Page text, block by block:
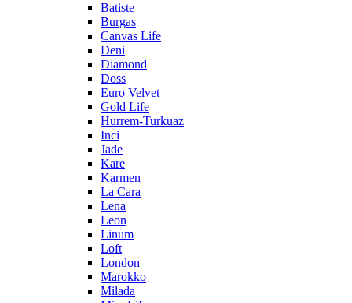
Batiste
Burgas
Canvas Life
Deni
Diamond
Doss
Euro Velvet
Gold Life
Hurrem-Turkuaz
Inci
Jade
Kare
Karmen
La Cara
Lena
Leon
Linum
Loft
London
Marokko
Milada